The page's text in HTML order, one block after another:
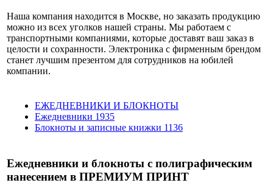
Наша компания находится в Москве, но заказать продукцию
можно из всех уголков нашей страны. Мы работаем с
транспортными компаниями, которые доставят ваш заказ в
целости и сохранности. Электроника с фирменным брендом
станет лучшим презентом для сотрудников на юбилей
компании.
ЕЖЕДНЕВНИКИ И БЛОКНОТЫ
Ежедневники 1935
Блокноты и записные книжки 1136
Ежедневники и блокноты с полиграфическим
нанесением в ПРЕМИУМ ПРИНТ